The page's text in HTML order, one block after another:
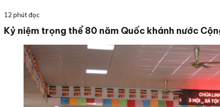
12 phút đọc
Kỷ niệm trọng thể 80 năm Quốc khánh nước